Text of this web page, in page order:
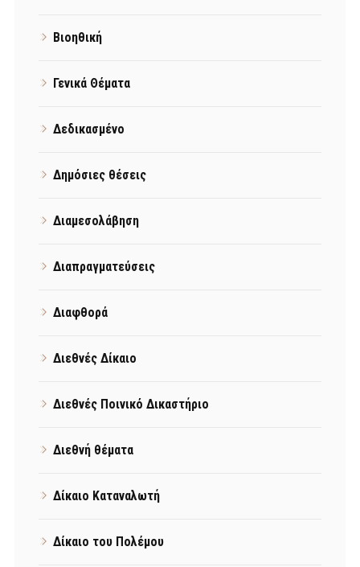
Βιοηθική
Γενικά Θέματα
Δεδικασμένο
Δημόσιες θέσεις
Διαμεσολάβηση
Διαπραγματεύσεις
Διαφθορά
Διεθνές Δίκαιο
Διεθνές Ποινικό Δικαστήριο
Διεθνή θέματα
Δίκαιο Καταναλωτή
Δίκαιο του Πολέμου